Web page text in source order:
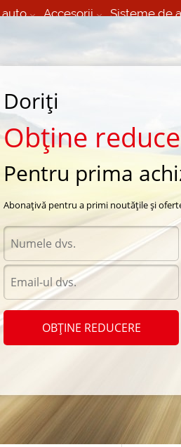
Accesorii Sisteme de
24/7 non
W.drive V905 Yokohama W.drive
Doriți
Obține
Pentru prima
Abonațivă pentru a primi noutățile și
OBȚINE REDUCERE